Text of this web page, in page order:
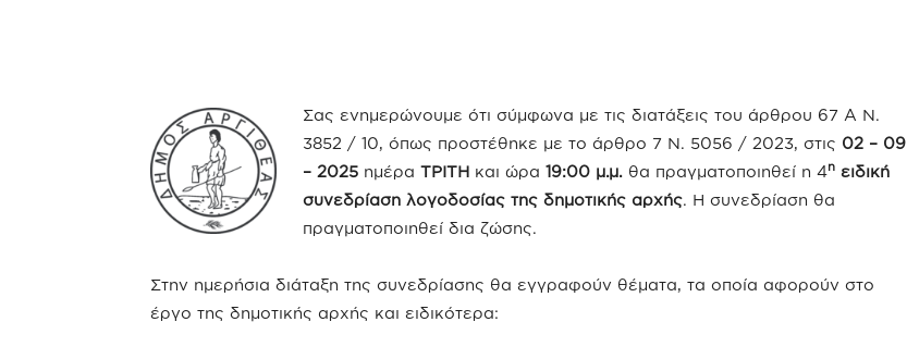
Σας ενημερώνουμε ότι σύμφωνα με τις διατάξεις του άρθρου 67 Α Ν.
3852 / 10, όπως προστέθηκε με το άρθρο 7 Ν. 5056 / 2023, στις 02 – 09
– 2025 ημέρα ΤΡΙΤΗ και ώρα 19:00 μ.μ. θα πραγματοποιηθεί η 4η ειδική
συνεδρίαση λογοδοσίας της δημοτικής αρχής. Η συνεδρίαση θα
πραγματοποιηθεί δια ζώσης.
Στην ημερήσια διάταξη της συνεδρίασης θα εγγραφούν θέματα, τα οποία αφορούν στο
έργο της δημοτικής αρχής και ειδικότερα: